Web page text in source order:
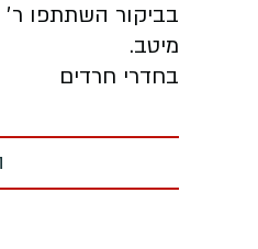
בביקור השתתפו ר׳
מיטב.
בחדרי חרדים